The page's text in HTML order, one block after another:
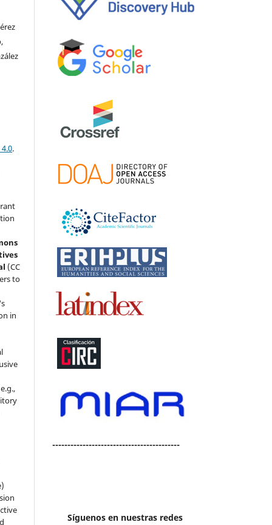
.
(CC
to
in
------------------------------------------
Síguenos en nuestras redes